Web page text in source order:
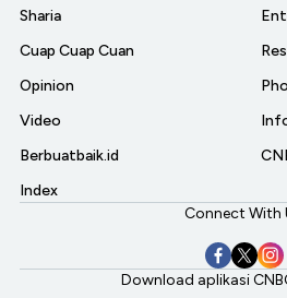
Sharia
Cuap Cuap Cuan
Opinion
Video
Berbuatbaik.id
Index
Connect With
Download aplikasi